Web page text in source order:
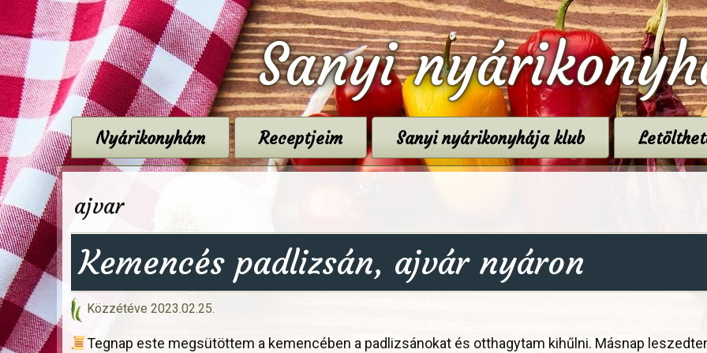
Sanyi
Nyárikonyhám Receptjeim Sanyi nyárikonyhája klub
ajvar
Kemencés padlizsán, ajvár nyáron
Közzétéve 2023.02.25.
Tegnap este megsütöttem a kemencében a padlizsánokat és otthagytam kihűlni. Másnap